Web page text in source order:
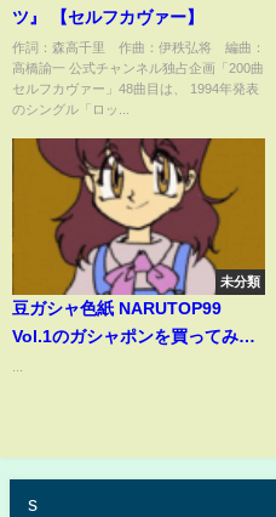
ツ』 【セルフカヴァー】
作詞：森高千里 作曲：伊秩弘将 編曲：
高橋諭一 公式チャンネル独占企画「200曲
セルフカヴァー」48曲目は、 1994年発表
のシングル「ロッ...
未分類
豆ガシャ色紙 NARUTOP99
Vol.1のガシャポンを買ってみ
s